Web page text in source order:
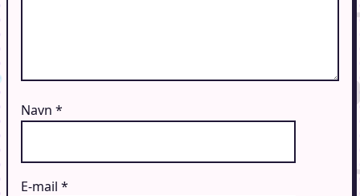
Navn *
E-mail *